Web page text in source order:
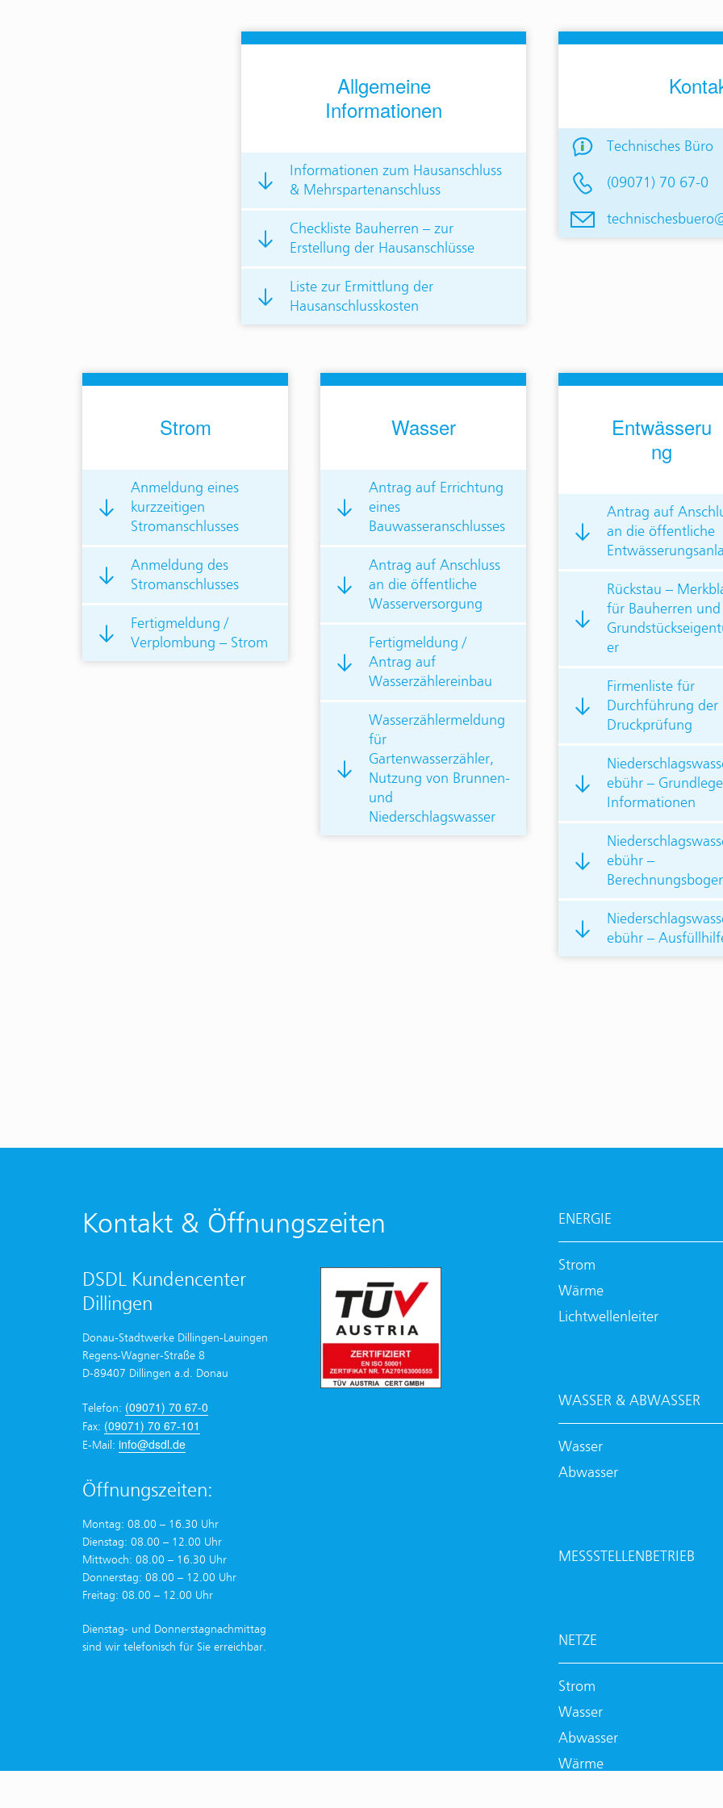
Allgemeine
Informationen
Informationen zum Hausanschluss
& Mehrspartenanschluss
Checkliste Bauherren – zur
Erstellung der Hausanschlüsse
Liste zur Ermittlung der
Hausanschlusskosten
Technisches Büro
(09071) 70 67-0
Strom
Anmeldung eines
kurzzeitigen
Stromanschlusses
Anmeldung des
Stromanschlusses
Fertigmeldung /
Verplombung – Strom
Wasser
Antrag auf Errichtung
eines
Bauwasseranschlusses
Antrag auf Anschluss
an die öffentliche
Wasserversorgung
Fertigmeldung /
Antrag auf
Wasserzählereinbau
Wasserzählermeldung
für
Gartenwasserzähler,
Nutzung von Brunnen-
und
Niederschlagswasser
Entwässeru
ng
Antrag auf
an die öffentliche
Rückstau –
für Bauherren und
er
Firmenliste für
Durchführung der
Druckprüfung
ebühr –
Informationen
ebühr –
ebühr –
Kontakt & Öffnungszeiten
DSDL Kundencenter
Dillingen
Donau-Stadtwerke Dillingen-Lauingen
Regens-Wagner-Straße 8
D-89407 Dillingen a.d. Donau
Telefon: (09071) 70 67-0
Fax: (09071) 70 67-101
E-Mail: info@dsdl.de
Öffnungszeiten:
Montag: 08.00 – 16.30 Uhr
Dienstag: 08.00 – 12.00 Uhr
Mittwoch: 08.00 – 16.30 Uhr
Donnerstag: 08.00 – 12.00 Uhr
Freitag: 08.00 – 12.00 Uhr
Dienstag- und Donnerstagnachmittag
sind wir telefonisch für Sie erreichbar.
ENERGIE
Strom
Wärme
Lichtwellenleiter
WASSER & ABWASSER
Wasser
Abwasser
MESSSTELLENBETRIEB
NETZE
Strom
Wasser
Abwasser
Wärme